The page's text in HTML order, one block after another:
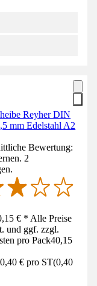
Reyher DIN
mm Edelstahl A2
Bewertung:
2
€ * Alle Preise
und ggf. zzgl.
pro Pack40,15
€ pro ST(0,40